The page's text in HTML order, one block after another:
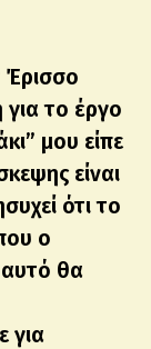
Έρισσο
για το έργο
μου είπε
είναι
ότι το
ο
αυτό θα
για